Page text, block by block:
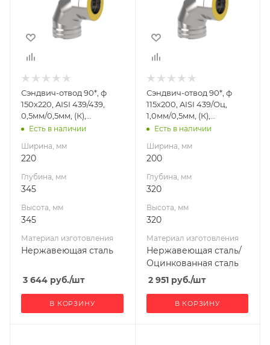
Высота, мм
345
Материал
Нержавеющая
сталь
Производитель
УМК
Сэндвич-отвод 90*, ф
150х220, AISI 439/439,
0,5мм/0,5мм, (К),
удл=60мм
Есть в наличии
Ширина, мм
220
Глубина, мм
345
Высота, мм
345
Материал изготовления
Нержавеющая сталь
3 644 руб./шт
В КОРЗИНУ
Высота, мм
320
Материал
Нержавеющая
сталь/
Оцинкованная
сталь
УМК
Сэндвич-отвод 90*, ф
115х200, AISI 439/Оц,
1,0мм/0,5мм, (К),
удл=60мм
Есть в наличии
Ширина, мм
200
Глубина, мм
320
Высота, мм
320
Материал изготовления
Нержавеющая сталь/
Оцинкованная сталь
2 951руб./шт
В КОРЗИНУ